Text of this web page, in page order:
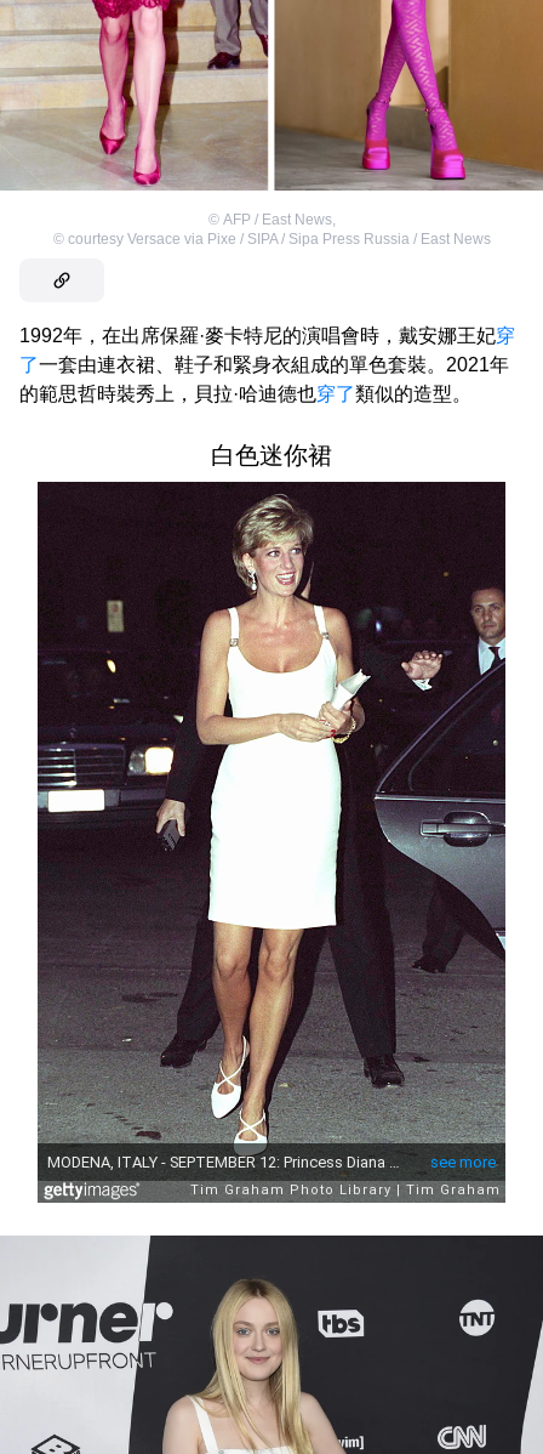
© AFP / East News,
© courtesy Versace via Pixe / SIPA / Sipa Press Russia / East News
1992年，在出席保羅·麥卡特尼的演唱會時，戴安娜王妃穿
了一套由連衣裙、鞋子和緊身衣組成的單色套裝。2021年
的範思哲時裝秀上，貝拉·哈迪德也穿了類似的造型。
白色迷你裙